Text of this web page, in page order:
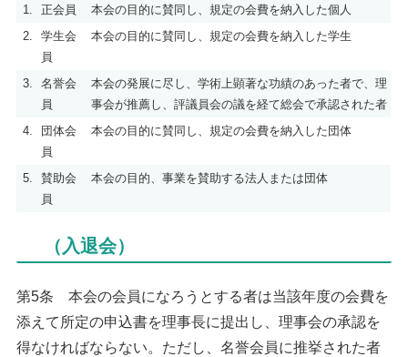
1. 正会員
本会の目的に賛同し、規定の会費を納入した個人
2.
学生会
員
本会の目的に賛同し、規定の会費を納入した学生
3.
名誉会
員
本会の発展に尽し、学術上顕著な功績のあった者で、理
事会が推薦し、評議員会の議を経て総会で承認された者
4.
団体会
員
本会の目的に賛同し、規定の会費を納入した団体
5.
賛助会
員
本会の目的、事業を賛助する法人または団体
（入退会）
第5条 本会の会員になろうとする者は当該年度の会費を
添えて所定の申込書を理事長に提出し、理事会の承認を
得なければならない。ただし、名誉会員に推挙された者